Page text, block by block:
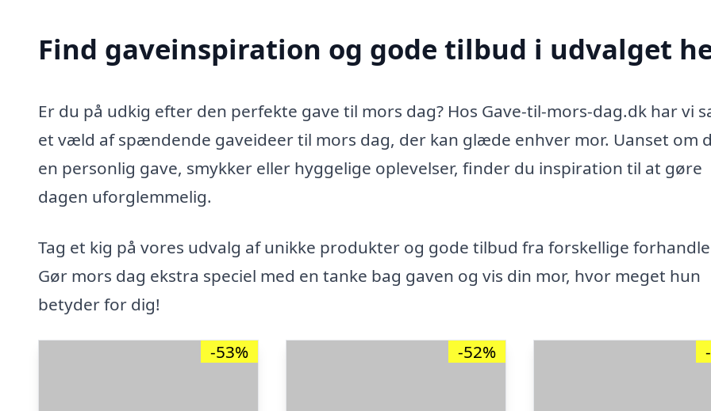
Find gaveinspiration og gode tilbud i udvalget
Er du på udkig efter den perfekte gave til mors dag? Hos Gave-til-mors-dag.dk har vi
et væld af spændende gaveideer til mors dag, der kan glæde enhver mor. Uanset om
en personlig gave, smykker eller hyggelige oplevelser, finder du inspiration til at gøre
dagen uforglemmelig.
Tag et kig på vores udvalg af unikke produkter og gode tilbud fra forskellige
Gør mors dag ekstra speciel med en tanke bag gaven og vis din mor, hvor meget hun
betyder for dig!
-53% -52%